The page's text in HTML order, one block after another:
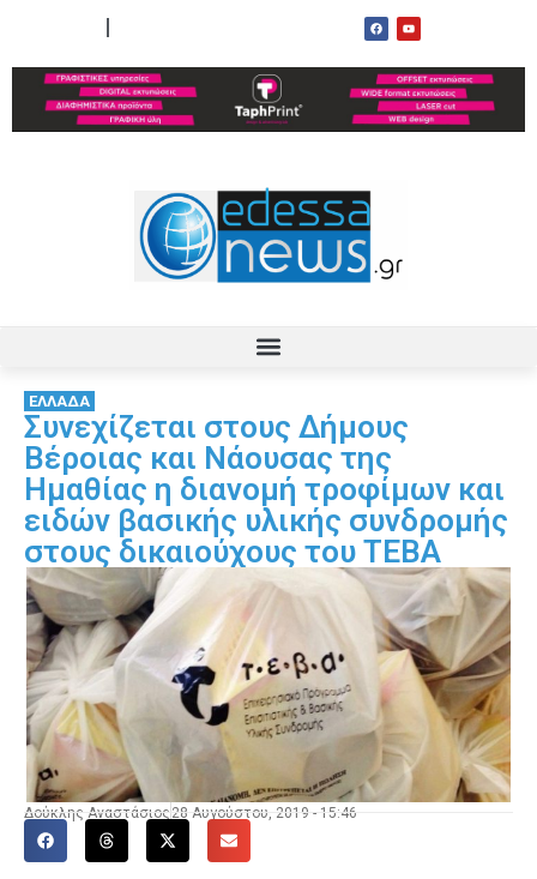
ΕΛΛΑΔΑ
Συνεχίζεται στους Δήμους
Βέροιας και Νάουσας της
Ημαθίας η διανομή τροφίμων και
ειδών βασικής υλικής συνδρομής
στους δικαιούχους του ΤΕΒΑ
Δούκλης Αναστάσιος 28 Αυγούστου, 2019 - 15:46